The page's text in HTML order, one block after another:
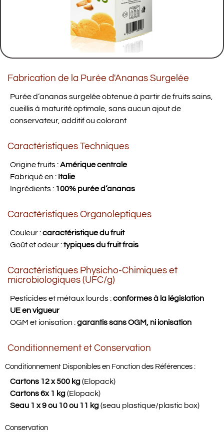
Fabrication de la Purée d'Ananas Surgelée
Purée d’ananas surgelée obtenue à partir de fruits sains,
cueillis à maturité optimale, sans aucun ajout de
conservateur, additif ou colorant
Caractéristiques Techniques
Origine fruits :Amérique centrale
Fabriqué en : Italie
Ingrédients : 100% purée d’ananas
Caractéristiques Organoleptiques
Couleur :caractéristique du fruit
Goût et odeur :typiques du fruit frais
Caractéristiques Physicho-Chimiques et
microbiologiques (UFC/g)
Pesticides et métaux lourds :conformes à la législation
UE en vigueur
OGM et ionisation :garantis sans OGM, ni ionisation
Conditionnement et Conservation
Conditionnement Disponibles en Fonction des Références :
Cartons 12 x 500 kg(Elopack)
Cartons 6x 1 kg(Elopack)
Seau 1 x 9 ou 10 ou 11 kg(seau plastique/plastic box)
Conservation